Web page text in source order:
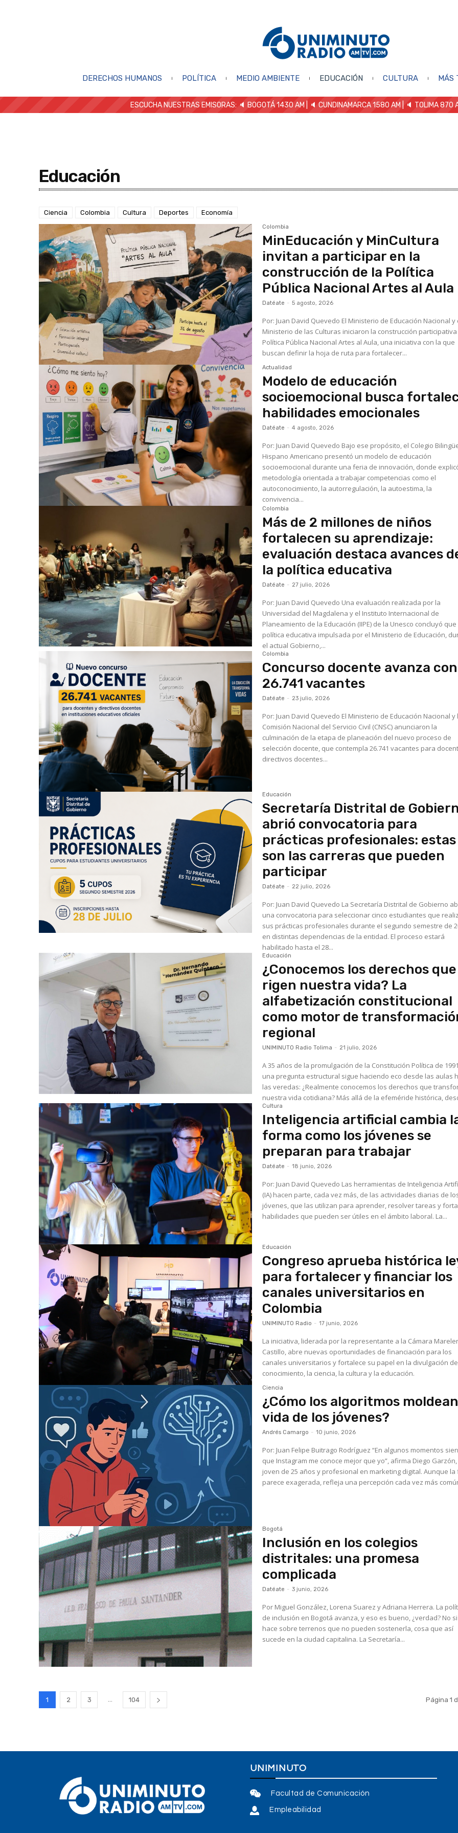
DERECHOS HUMANOS POLÍTICA MEDIO AMBIENTE EDUCACIÓN CULTURA MÁS
ESCUCHA NUESTRAS EMISORAS: 🔈 BOGOTÁ 1430 AM | 🔈 CUNDINAMARCA 1580 AM | 🔈 TOLIMA 870
Educación
Ciencia Colombia Cultura Deportes Economía
Colombia
MinEducación y MinCultura
invitan a participar en la
construcción de la Política
Pública Nacional Artes al Aula
Datéate - 5 agosto, 2026
Por: Juan David Quevedo El Ministerio de Educación Nacional y el
Ministerio de las Culturas iniciaron la construcción
Política Pública Nacional Artes al Aula, una iniciativa con la que
buscan definir la hoja de ruta para fortalecer...
Actualidad
Modelo de educación
socioemocional busca
habilidades emocionales
Datéate - 4 agosto, 2026
Por: Juan David Quevedo Bajo ese propósito, el Colegio Bilingüe
Hispano Americano presentó un modelo de educación
socioemocional durante una feria de innovación, donde
metodología orientada a trabajar competencias como el
autoconocimiento, la autorregulación, la autoestima, la
convivencia...
Colombia
Más de 2 millones de niños
fortalecen su aprendizaje:
evaluación destaca avances
la política educativa
Datéate - 27 julio, 2026
Por: Juan David Quevedo Una evaluación realizada por la
Universidad del Magdalena y el Instituto Internacional de
Planeamiento de la Educación (IIPE) de la Unesco concluyó que
política educativa impulsada por el Ministerio de Educación,
el actual Gobierno,...
Colombia
Concurso docente avanza con
26.741 vacantes
Datéate - 23 julio, 2026
Por: Juan David Quevedo El Ministerio de Educación Nacional y la
Comisión Nacional del Servicio Civil (CNSC) anunciaron la
culminación de la etapa de planeación del nuevo proceso de
selección docente, que contempla 26.741 vacantes para
directivos docentes...
Educación
Secretaría Distrital de
abrió convocatoria para
prácticas profesionales: estas
son las carreras que pueden
participar
Datéate - 22 julio, 2026
Por: Juan David Quevedo La Secretaría Distrital de Gobierno abrió
una convocatoria para seleccionar cinco estudiantes que
sus prácticas profesionales durante el segundo semestre de
en distintas dependencias de la entidad. El proceso estará
habilitado hasta el 28...
Educación
¿Conocemos los derechos que
rigen nuestra vida? La
alfabetización constitucional
como motor de
regional
UNIMINUTO Radio Tolima - 21 julio, 2026
A 35 años de la promulgación de la Constitución Política de
una pregunta estructural sigue haciendo eco desde las aulas
las veredas: ¿Realmente conocemos los derechos que
nuestra vida cotidiana? Más allá de la efeméride histórica,
Cultura
Inteligencia artificial cambia
forma como los jóvenes se
preparan para trabajar
Datéate - 18 junio, 2026
Por: Juan David Quevedo Las herramientas de Inteligencia Artificial
(IA) hacen parte, cada vez más, de las actividades diarias de
jóvenes, que las utilizan para aprender, resolver tareas y
habilidades que pueden ser útiles en el ámbito laboral. La...
Educación
Congreso aprueba histórica
para fortalecer y financiar los
canales universitarios en
Colombia
UNIMINUTO Radio - 17 junio, 2026
La iniciativa, liderada por la representante a la Cámara
Castillo, abre nuevas oportunidades de financiación para los
canales universitarios y fortalece su papel en la divulgación
conocimiento, la ciencia, la cultura y la educación.
Ciencia
¿Cómo los algoritmos
vida de los jóvenes?
Andrés Camargo - 10 junio, 2026
Por: Juan Felipe Buitrago Rodríguez “En algunos momentos siento
que Instagram me conoce mejor que yo”, afirma Diego Garzón,
joven de 25 años y profesional en marketing digital. Aunque la
parece exagerada, refleja una percepción cada vez más
Bogotá
Inclusión en los colegios
distritales: una promesa
complicada
Datéate - 3 junio, 2026
Por Miguel González, Lorena Suarez y Adriana Herrera. La política
de inclusión en Bogotá avanza, y eso es bueno, ¿verdad? No
hace sobre terrenos que no pueden sostenerla, cosa que así
sucede en la ciudad capitalina. La Secretaría...
1 2 3 ... 104 Página 1
UNIMINUTO
Facultad de Comunicación
Empleabilidad